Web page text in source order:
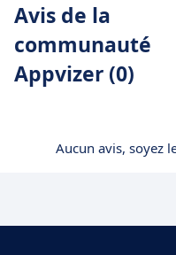
Avis de la
communauté
Appvizer (0)
Aucun avis, soyez